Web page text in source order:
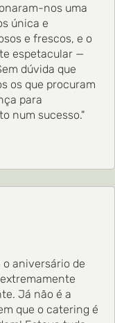
nos uma
única e
e frescos, e o
espetacular —
dúvida que
os que procuram
para
num sucesso."
aniversário de
Já não é a
que o catering é